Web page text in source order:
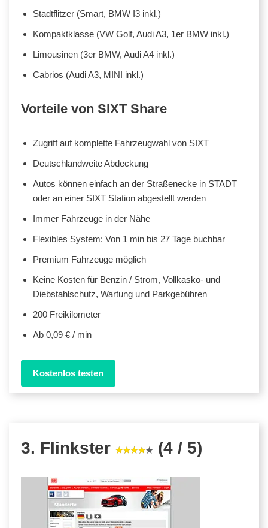
Stadtflitzer (Smart, BMW I3 inkl.)
Kompaktklasse (VW Golf, Audi A3, 1er BMW inkl.)
Limousinen (3er BMW, Audi A4 inkl.)
Cabrios (Audi A3, MINI inkl.)
Vorteile von SIXT Share
Zugriff auf komplette Fahrzeugwahl von SIXT
Deutschlandweite Abdeckung
Autos können einfach an der Straßenecke in STADT
oder an einer SIXT Station abgestellt werden
Immer Fahrzeuge in der Nähe
Flexibles System: Von 1 min bis 27 Tage buchbar
Premium Fahrzeuge möglich
Keine Kosten für Benzin / Strom, Vollkasko- und
Diebstahlschutz, Wartung und Parkgebühren
200 Freikilometer
Ab 0,09 € / min
Kostenlos testen
3. Flinkster (4 / 5)